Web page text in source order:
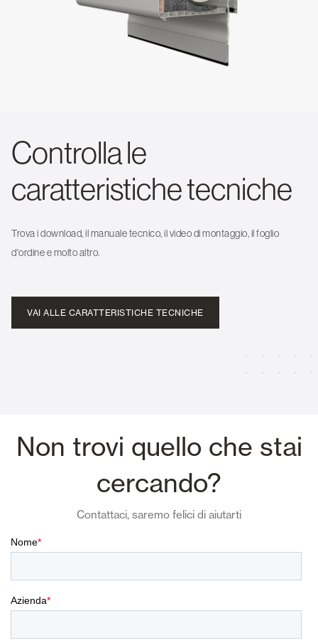
Controlla le
caratteristiche tecniche
Trova i download, il manuale tecnico, il video di montaggio, il foglio
d'ordine e molto altro.
VAI ALLE CARATTERISTICHE TECNICHE
Non trovi quello che stai
cercando?
Contattaci, saremo felici di aiutarti